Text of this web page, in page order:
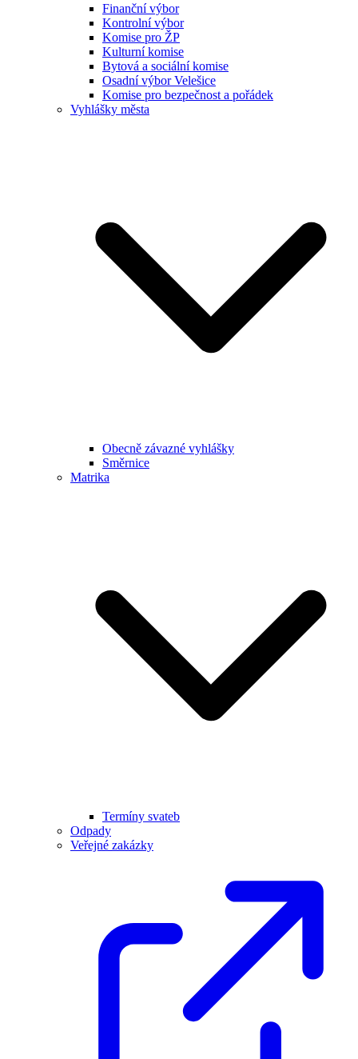
Finanční výbor
Kontrolní výbor
Komise pro ŽP
Kulturní komise
Bytová a sociální komise
Osadní výbor Velešice
Komise pro bezpečnost a pořádek
Vyhlášky města
Obecně závazné vyhlášky
Směrnice
Matrika
Termíny svateb
Odpady
Veřejné zakázky